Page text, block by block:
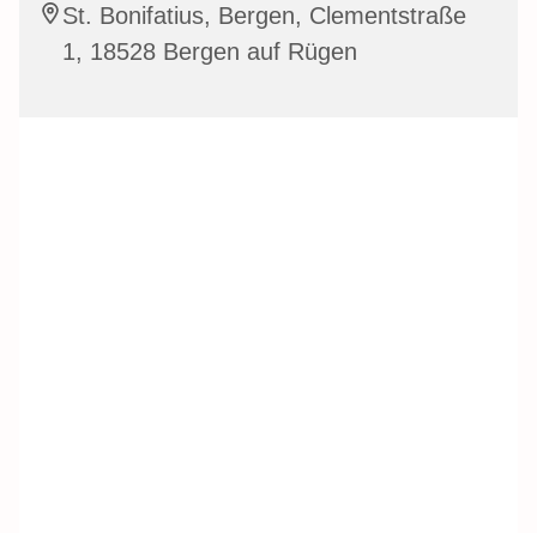
St. Bonifatius, Bergen, Clementstraße
1, 18528 Bergen auf Rügen